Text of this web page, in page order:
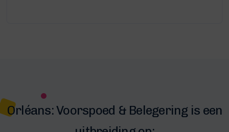
Orléans: Voorspoed & Belegering is een